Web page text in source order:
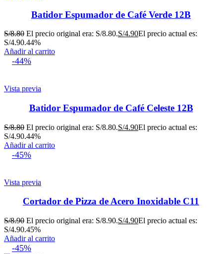
Batidor Espumador de Café Verde 12B
S/8.80 El precio original era: S/8.80.S/4.90El precio actual es:
S/4.90.44%
Añadir al carrito
-44%
Vista previa
Batidor Espumador de Café Celeste 12B
S/8.80 El precio original era: S/8.80.S/4.90El precio actual es:
S/4.90.44%
Añadir al carrito
-45%
Vista previa
Cortador de Pizza de Acero Inoxidable C11
S/8.90 El precio original era: S/8.90.S/4.90El precio actual es:
S/4.90.45%
Añadir al carrito
-45%